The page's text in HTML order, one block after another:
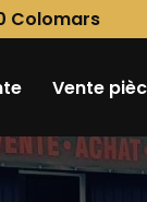
Colomars
Vente